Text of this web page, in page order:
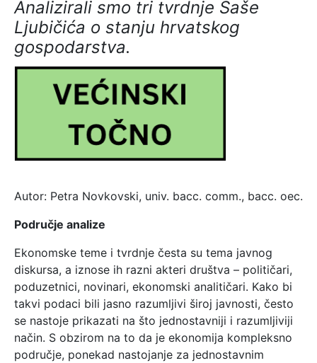
Analizirali smo tri tvrdnje Saše
Ljubičića o stanju hrvatskog
gospodarstva.
Autor: Petra Novkovski, univ. bacc. comm., bacc. oec.
Područje analize
Ekonomske teme i tvrdnje česta su tema javnog
diskursa, a iznose ih razni akteri društva – političari,
poduzetnici, novinari, ekonomski analitičari. Kako bi
takvi podaci bili jasno razumljivi široj javnosti, često
se nastoje prikazati na što jednostavniji i razumljiviji
način. S obzirom na to da je ekonomija kompleksno
područje, ponekad nastojanje za jednostavnim